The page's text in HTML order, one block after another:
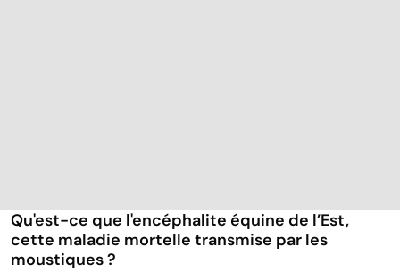
Qu'est-ce que l'encéphalite équine de l’Est,
cette maladie mortelle transmise par les
moustiques ?